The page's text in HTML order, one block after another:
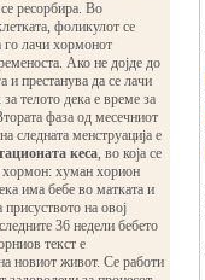
се ресорбира. Во
фоликулот се
лачи хормонот
Ако не дојде до
и престанува да се лачи
телото дека е време за
фаза од месечниот
следната менструација е
кеса, во која се
хормон: хуман хорион
има бебе во матката и
на овој
36 недели бебето
текст е
новиот живот. Се работи